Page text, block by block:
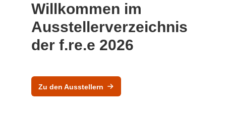
Willkommen im
Ausstellerverzeichnis
der f.re.e 2026
Zu den Ausstellern